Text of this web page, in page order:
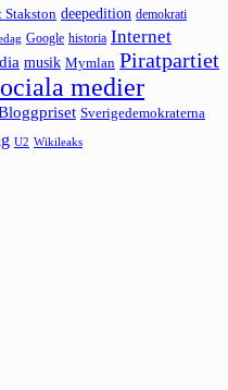
Stakston deepedition demokrati
Google historia Internet
musik Mymlan Piratpartiet
medier
Sverigedemokraterna
U2 Wikileaks